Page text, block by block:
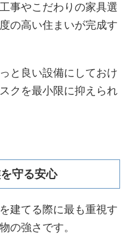
事やこだわりの家具選
の高い住まいが完成す
と良い設備にしておけ
クを最小限に抑えられ
守る安心
建てる際に最も重視す
の強さです。